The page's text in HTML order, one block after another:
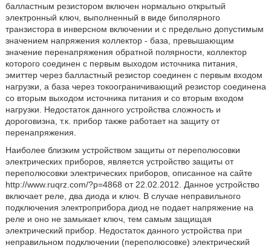
балластным резистором включен нормально открытый
электронный ключ, выполненный в виде биполярного
транзистора в инверсном включении и с предельно допустимым
значением напряжения коллектор - база, превышающим
значение перенапряжения обратной полярности, коллектор
которого соединен с первым выходом источника питания,
эмиттер через балластный резистор соединен с первым входом
нагрузки, а база через токоограничивающий резистор соединена
со вторым выходом источника питания и со вторым входом
нагрузки. Недостаток данного устройства сложность и
дороговизна, т.к. прибор также работает на защиту от
перенапряжения.
Наиболее близким устройством защиты от переполюсовки
электрических приборов, является устройство защиты от
переполюсовки электрических приборов, описанное на сайте
http://www.ruqrz.com/?p=4868 от 22.02.2012. Данное устройство
включает реле, два диода и ключ. В случае неправильного
подключения электроприбора диод не подает напряжение на
реле и оно не замыкает ключ, тем самым защищая
электрический прибор. Недостаток данного устройства при
неправильном подключении (переполюсовке) электрический